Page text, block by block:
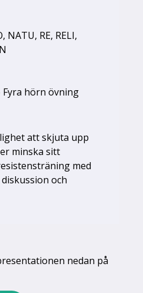
, NATU, RE, RELI,
hörn övning
att skjuta upp
minska sitt
med
och
nedan på